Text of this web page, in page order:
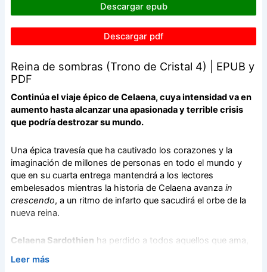
Descargar epub
Descargar pdf
Reina de sombras (Trono de Cristal 4) | EPUB y
PDF
Continúa el viaje épico de Celaena, cuya intensidad va en
aumento hasta alcanzar una apasionada y terrible crisis
que podría destrozar su mundo.
Una épica travesía que ha cautivado los corazones y la
imaginación de millones de personas en todo el mundo y
que en su cuarta entrega mantendrá a los lectores
embelesados mientras la historia de Celaena avanza in
crescendo, a un ritmo de infarto que sacudirá el orbe de la
nueva reina.
Celaena Sardothien ha perdido a todos aquellos que ama,
pero por fin está de vuelta en el imperio para vengarse, para
rescatar su reino, antes glorioso, y para enfrentar las
Leer más